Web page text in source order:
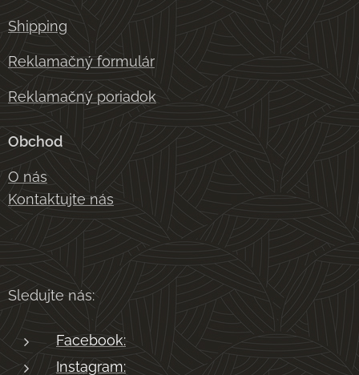
Shipping
Reklamačný formulár
Reklamačný poriadok
Obchod
O nás
Kontaktujte nás
Sledujte nás:
Facebook:
Instagram: